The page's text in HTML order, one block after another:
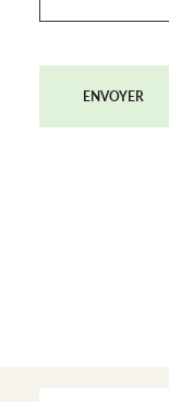
ENVOYER